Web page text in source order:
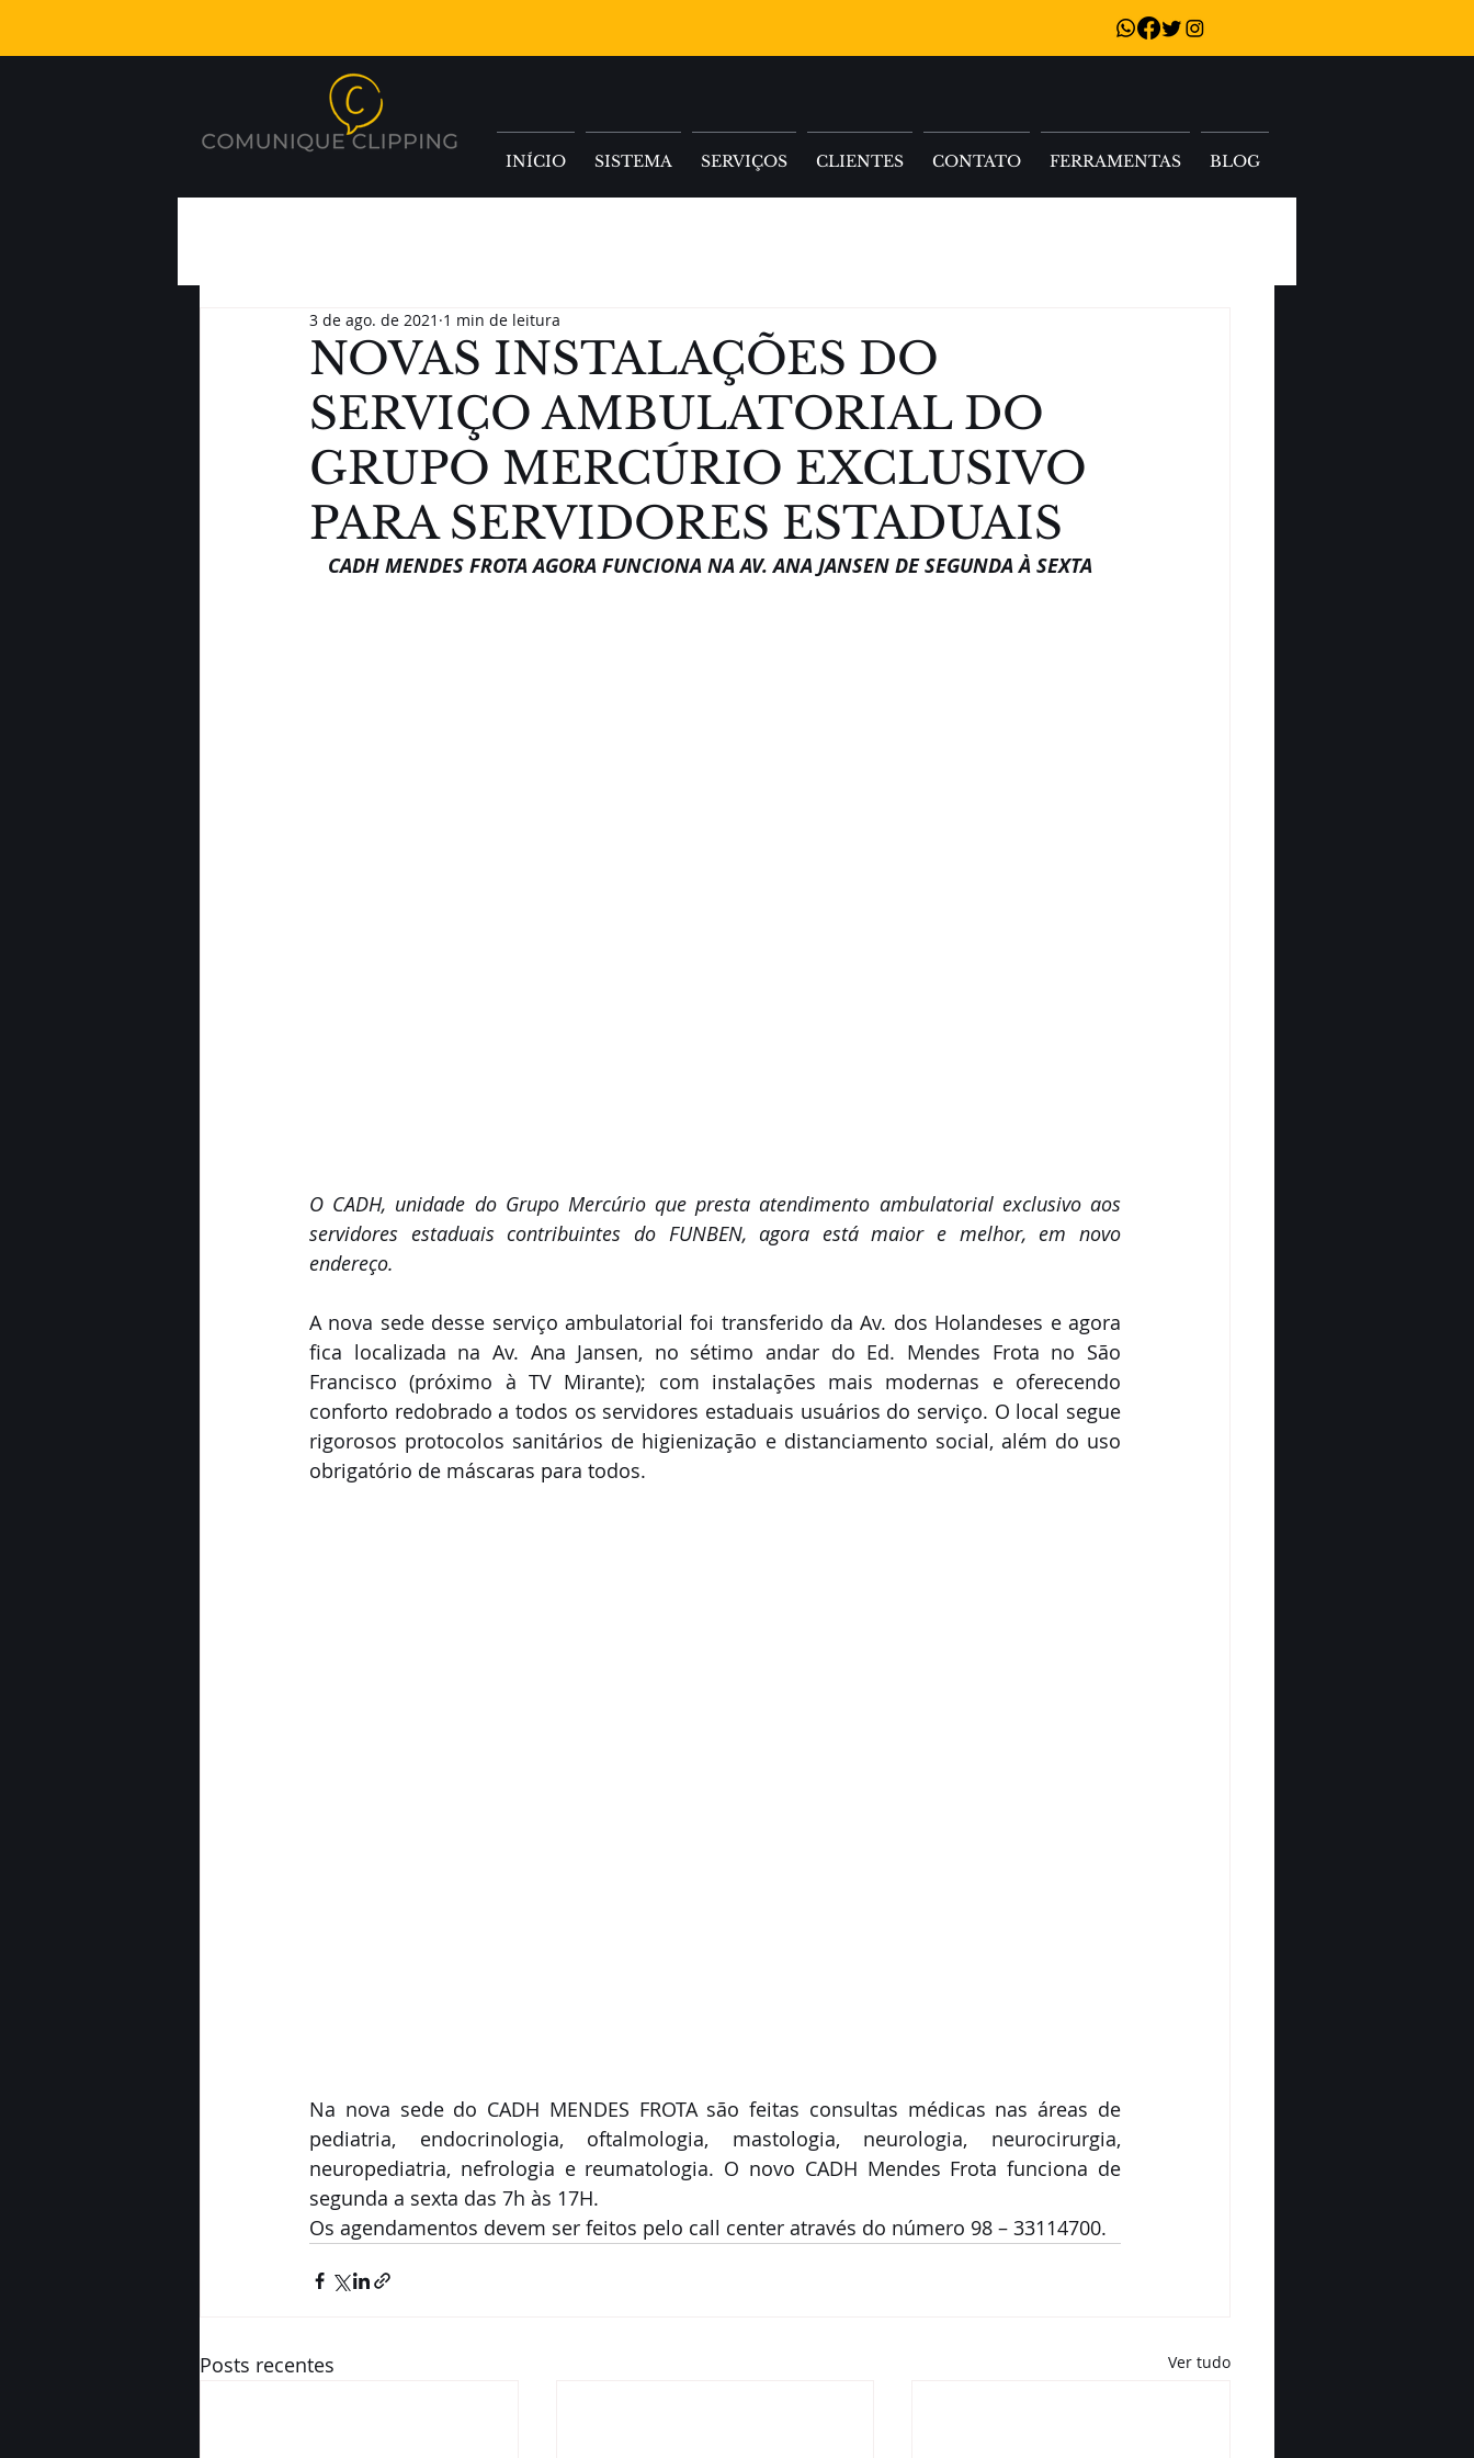
INÍCIO SISTEMA SERVIÇOS CLIENTES CONTATO FERRAMENTAS BLOG
NOVAS INSTALAÇÕES DO
SERVIÇO AMBULATORIAL DO
GRUPO MERCÚRIO EXCLUSIVO
PARA SERVIDORES ESTADUAIS
3 de ago. de 2021 1 min de leitura
CADH MENDES FROTA AGORA FUNCIONA NA AV. ANA JANSEN DE SEGUNDA À SEXTA
O CADH, unidade do Grupo Mercúrio que presta atendimento ambulatorial exclusivo aos
servidores estaduais contribuintes do FUNBEN, agora está maior e melhor, em novo
endereço.
A nova sede desse serviço ambulatorial foi transferido da Av. dos Holandeses e agora
fica localizada na Av. Ana Jansen, no sétimo andar do Ed. Mendes Frota no São
Francisco (próximo à TV Mirante); com instalações mais modernas e oferecendo
conforto redobrado a todos os servidores estaduais usuários do serviço. O local segue
rigorosos protocolos sanitários de higienização e distanciamento social, além do uso
obrigatório de máscaras para todos.
Na nova sede do CADH MENDES FROTA são feitas consultas médicas nas áreas de
pediatria, endocrinologia, oftalmologia, mastologia, neurologia, neurocirurgia,
neuropediatria, nefrologia e reumatologia. O novo CADH Mendes Frota funciona de
segunda a sexta das 7h às 17H.
Os agendamentos devem ser feitos pelo call center através do número 98 – 33114700.
Posts recentes Ver tudo